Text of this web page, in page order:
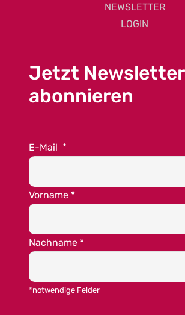
NEWSLETTER
LOGIN
Jetzt Newsletter
abonnieren
E-Mail *
Vorname *
Nachname *
*notwendige Felder